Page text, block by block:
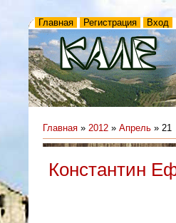
Главная Регистрация Вход
Главная » 2012 » Апрель » 21
Константин